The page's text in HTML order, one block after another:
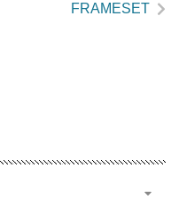
FRAMESET